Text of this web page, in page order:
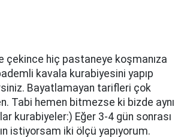
çekince hiç pastaneye koşmanıza
kavala kurabiyesini yapıp
Bayatlamayan tarifleri çok
Tabi hemen bitmezse ki bizde aynı
kurabiyeler:) Eğer 3-4 gün sonrası
istiyorsam iki ölçü yapıyorum.